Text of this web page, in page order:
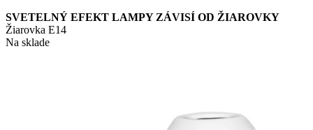
SVETELNÝ EFEKT LAMPY ZÁVISÍ OD ŽIAROVKY
Žiarovka E14
Na sklade